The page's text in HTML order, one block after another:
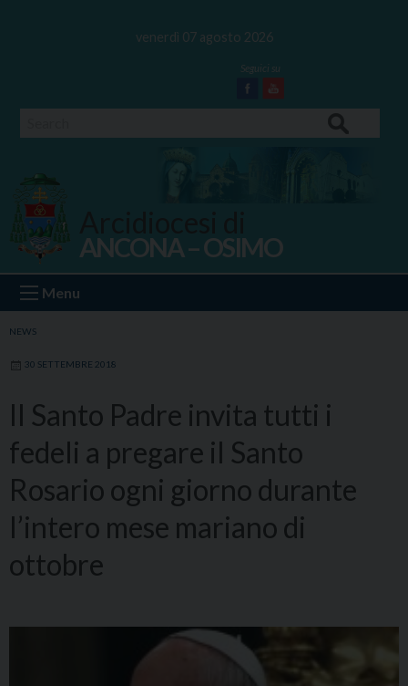
venerdì 07 agosto 2026
Facebook
Youtube
Ancona Osimo
ANCONA – OSIMO
Menu
NEWS
30 SETTEMBRE 2018
Il Santo Padre invita tutti i
fedeli a pregare il Santo
Rosario ogni giorno durante
l’intero mese mariano di
ottobre